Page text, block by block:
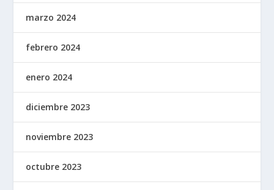
marzo 2024
febrero 2024
enero 2024
diciembre 2023
noviembre 2023
octubre 2023